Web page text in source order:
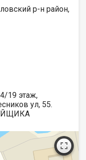
р-н район,
19 этаж,
ул, 55.